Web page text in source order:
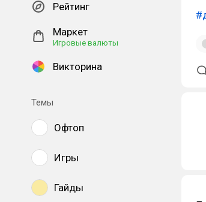
Рейтинг
Маркет
Игровые валюты
Викторина
Темы
Офтоп
Игры
Гайды